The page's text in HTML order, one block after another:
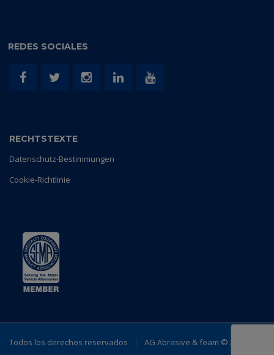
REDES SOCIALES
RECHTSTEXTE
Datenschutz-Bestimmungen
Cookie-Richtlinie
Todos los derechos reservados AG Abrasive & foam © 2023.